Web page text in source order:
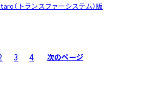
（トランスファーシステム）版
3 4 次のページ